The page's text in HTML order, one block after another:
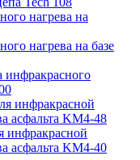
нагрева на
нагрева на базе
инфракрасного
инфракрасной
асфальта KM4-48
инфракрасной
асфальта KM4-40